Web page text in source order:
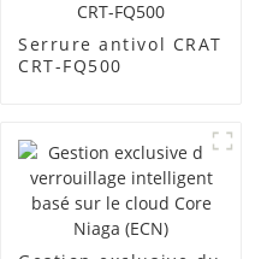
Serrure antivol CRAT
CRT-FQ500